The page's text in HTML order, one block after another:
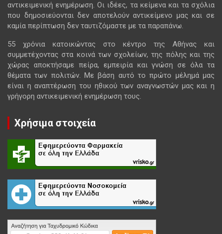
αντικειμενική ενημέρωση. Οι ιδέες, τα κείμενα και τα σχόλια
που δημοσιεύονται δεν αποτελούν αντικείμενο μας και σε
καμία περίπτωση δεν ταυτιζόμαστε με τα παραπάνω.
55 χρόνια κατοικώντας στο κέντρο της Αθήνας και
συμμετέχοντας στα κοινά των σχολείων, της πόλης και της
χώρας αποκτήσαμε πείρα, εμπειρία και γνώση σε όλα τα
θέματα των πολιτών. Με βάση αυτό το πρώτο μέλημά μας
είναι η αναπτέρωση του ηθικού των αναγνωστών μας και η
γρήγορη αντικειμενική ενημέρωση τους.
Χρήσιμα στοιχεία